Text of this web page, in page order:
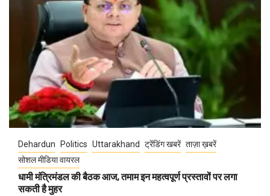
Dehardun Politics Uttarakhand ट्रेंडिंग खबरें ताज़ा ख़बरें
सोशल मीडिया वायरल
धामी मंत्रिमंडल की बैठक आज, तमाम इन महत्वपूर्ण प्रस्तावों पर लगा
सकती है मुहर